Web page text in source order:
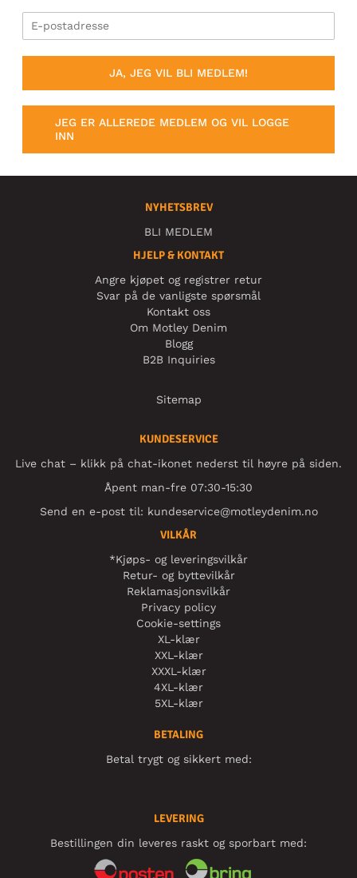
JA, JEG VIL BLI MEDLEM!
JEG ER ALLEREDE MEDLEM OG VIL LOGGE
INN
NYHETSBREV
BLI MEDLEM
HJELP & KONTAKT
Angre kjøpet og registrer retur
Svar på de vanligste spørsmål
Kontakt oss
Om Motley Denim
Blogg
B2B Inquiries
Sitemap
KUNDESERVICE
Live chat – klikk på chat-ikonet nederst til høyre på siden.
Åpent man-fre 07:30-15:30
Send en e-post til: kundeservice@motleydenim.no
VILKÅR
*Kjøps- og leveringsvilkår
Retur- og byttevilkår
Reklamasjonsvilkår
Privacy policy
Cookie-settings
XL-klær
XXL-klær
XXXL-klær
4XL-klær
5XL-klær
BETALING
Betal trygt og sikkert med:
LEVERING
Bestillingen din leveres raskt og sporbart med: